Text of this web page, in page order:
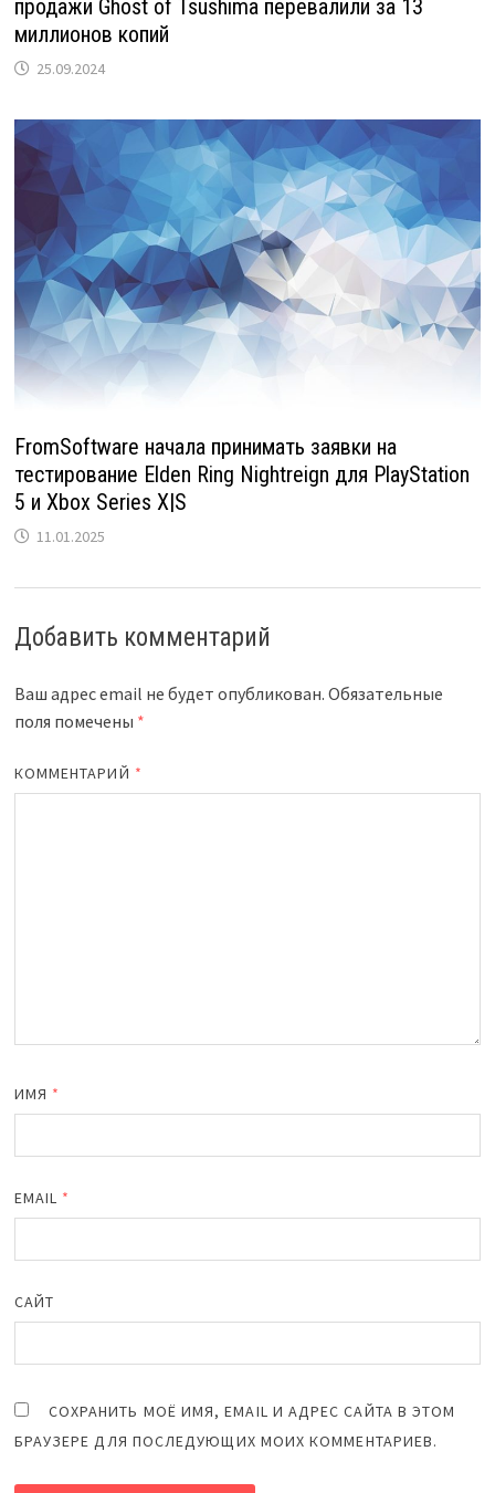
продажи Ghost of Tsushima перевалили за 13
миллионов копий
25.09.2024
FromSoftware начала принимать заявки на
тестирование Elden Ring Nightreign для PlayStation
5 и Xbox Series X|S
11.01.2025
Добавить комментарий
Ваш адрес email не будет опубликован. Обязательные
поля помечены *
КОММЕНТАРИЙ *
ИМЯ *
EMAIL *
САЙТ
СОХРАНИТЬ МОЁ ИМЯ, EMAIL И АДРЕС САЙТА В ЭТОМ
БРАУЗЕРЕ ДЛЯ ПОСЛЕДУЮЩИХ МОИХ КОММЕНТАРИЕВ.